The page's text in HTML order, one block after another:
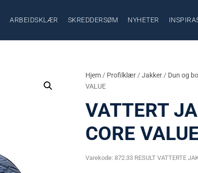
ARBEIDSKLÆR SKREDDERSØM NYHETER
Hjem / Profilklær /Jakker / Dun og
VALUE
VATTERT
CORE
Varekode:872.33 RESULT VATTERTE